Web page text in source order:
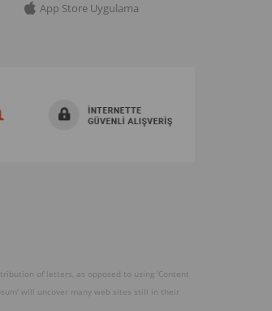
App Store Uygulama
of letters, as opposed to using 'Content
will uncover many web sites still in their